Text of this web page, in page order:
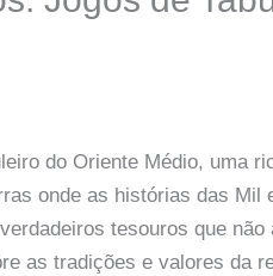
do Oriente Médio, uma
onde as histórias das Mil
tesouros que não
as tradições e valores da